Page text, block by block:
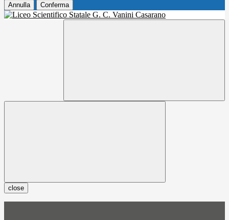
Annulla Conferma
close